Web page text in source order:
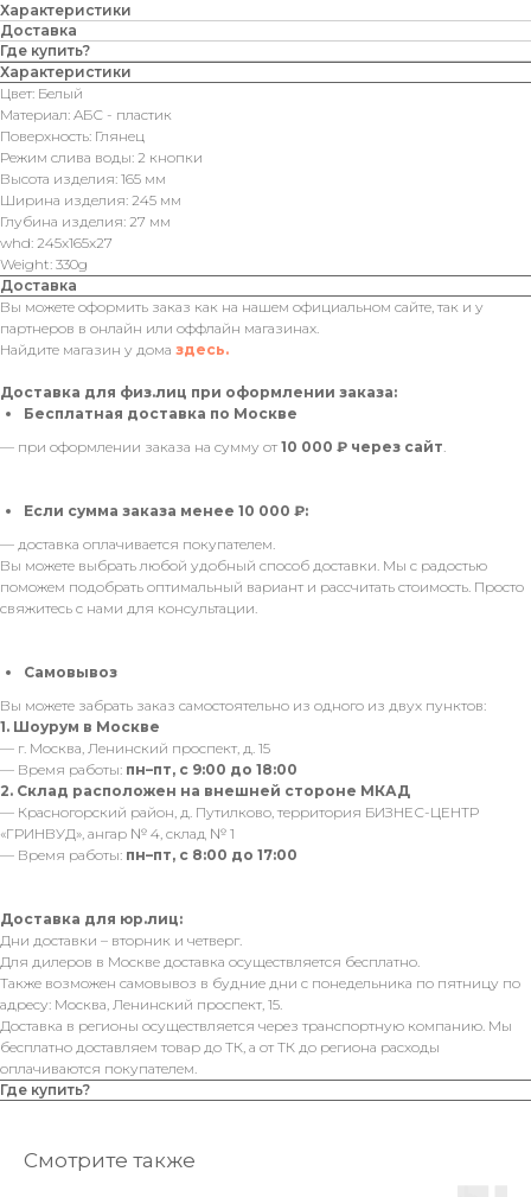
Характеристики
Доставка
Где купить?
Характеристики
Цвет: Белый
Материал: AБС - пластик
Поверхность: Глянец
Режим слива воды: 2 кнопки
Высота изделия: 165 мм
Ширина изделия: 245 мм
Глубина изделия: 27 мм
whd: 245x165x27
Weight: 330g
Доставка
Вы можете оформить заказ как на нашем официальном сайте, так и у
партнеров в онлайн или оффлайн магазинах.
Найдите магазин у дома здесь.
Доставка для физ.лиц при оформлении заказа:
Бесплатная доставка по Москве
— при оформлении заказа на сумму от 10 000 ₽ через сайт.
Если сумма заказа менее 10 000 ₽:
— доставка оплачивается покупателем.
Вы можете выбрать любой удобный способ доставки. Мы с радостью
поможем подобрать оптимальный вариант и рассчитать стоимость. Просто
свяжитесь с нами для консультации.
Самовывоз
Вы можете забрать заказ самостоятельно из одного из двух пунктов:
1. Шоурум в Москве
— г. Москва, Ленинский проспект, д. 15
— Время работы: пн–пт, с 9:00 до 18:00
2. Склад расположен на внешней стороне МКАД
— Красногорский район, д. Путилково, территория БИЗНЕС-ЦЕНТР
«ГРИНВУД», ангар № 4, склад № 1
— Время работы: пн–пт, с 8:00 до 17:00
Доставка для юр.лиц:
Дни доставки – вторник и четверг.
Для дилеров в Москве доставка осуществляется бесплатно.
Также возможен самовывоз в будние дни с понедельника по пятницу по
адресу: Москва, Ленинский проспект, 15.
Доставка в регионы осуществляется через транспортную компанию. Мы
бесплатно доставляем товар до ТК, а от ТК до региона расходы
оплачиваются покупателем.
Где купить?
Смотрите также